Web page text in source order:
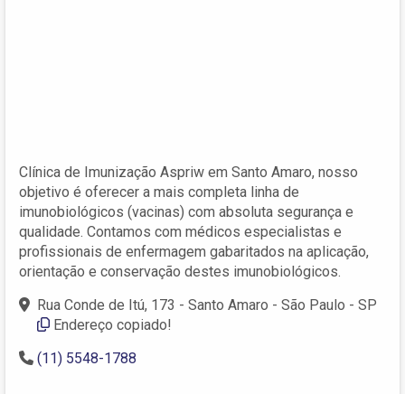
Clínica de Imunização Aspriw em Santo Amaro, nosso
objetivo é oferecer a mais completa linha de
imunobiológicos (vacinas) com absoluta segurança e
qualidade. Contamos com médicos especialistas e
profissionais de enfermagem gabaritados na aplicação,
orientação e conservação destes imunobiológicos.
Rua Conde de Itú, 173 - Santo Amaro - São Paulo - SP
Endereço copiado!
(11) 5548-1788